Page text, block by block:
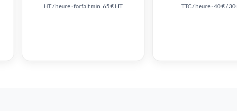
HT / heure · forfait min. 65 € HT TTC / heure · 40 € /